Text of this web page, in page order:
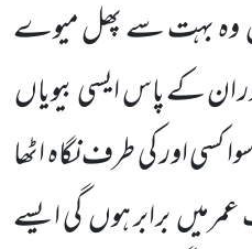
وہ بہت سے پھل میوے
ان کے پاس ایسی بیویاں
اور کی طرف نگاہ اٹھا
برابر ہوں گی ایسے